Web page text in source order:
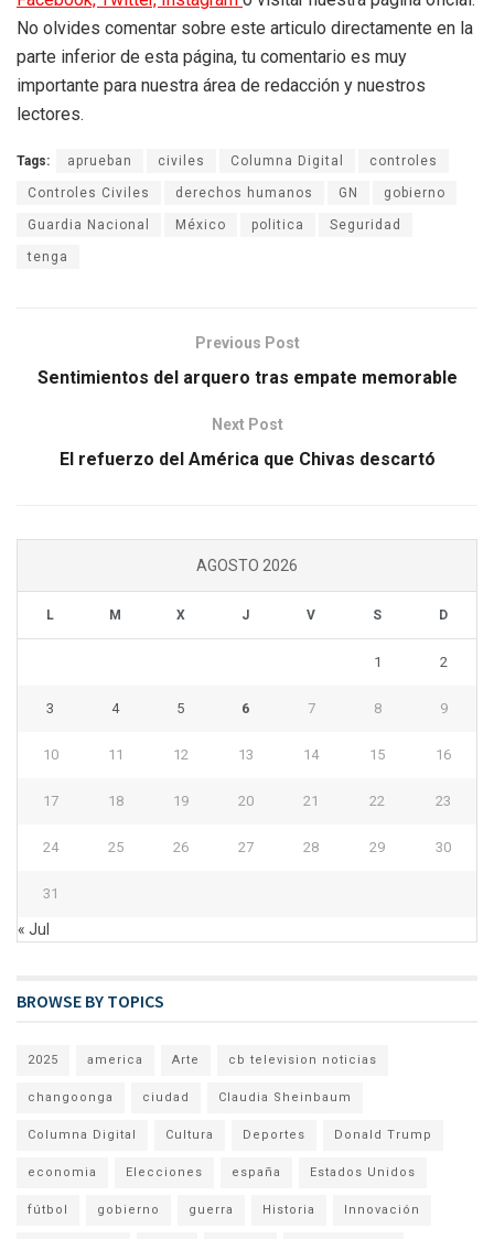
No olvides comentar sobre este articulo directamente en la
parte inferior de esta página, tu comentario es muy
importante para nuestra área de redacción y nuestros
lectores.
Tags: aprueban civiles Columna Digital controles
Controles Civiles derechos humanos GN gobierno
Guardia Nacional México politica Seguridad
tenga
Previous Post
Sentimientos del arquero tras empate memorable
Next Post
El refuerzo del América que Chivas descartó
AGOSTO 2026
L M X J V S D
1 2
3 4 5 6 7 8 9
10 11 12 13 14 15 16
17 18 19 20 21 22 23
24 25 26 27 28 29 30
31
« Jul
BROWSE BY TOPICS
2025 america Arte cb television noticias
changoonga ciudad Claudia Sheinbaum
Columna Digital Cultura Deportes Donald Trump
economia Elecciones españa Estados Unidos
fútbol gobierno guerra Historia Innovación